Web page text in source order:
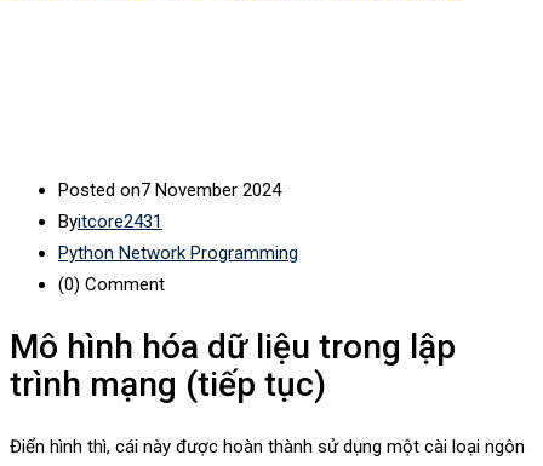
Posted on7 November 2024
Byitcore2431
Python Network Programming
(0) Comment
Mô hình hóa dữ liệu trong lập
trình mạng (tiếp tục)
Điển hình thì, cái này được hoàn thành sử dụng một cài loại ngôn